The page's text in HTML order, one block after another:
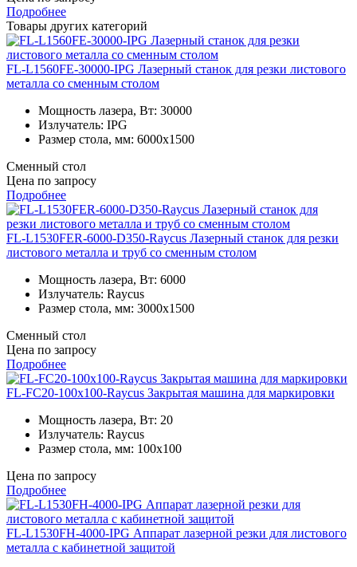
Подробнее
Товары других категорий
FL-L1560FE-30000-IPG Лазерный станок для резки листового
металла со сменным столом
Мощность лазера, Вт: 30000
Излучатель: IPG
Размер стола, мм: 6000x1500
Сменный стол
Цена по запросу
Подробнее
FL-L1530FER-6000-D350-Raycus Лазерный станок для резки
листового металла и труб со сменным столом
Мощность лазера, Вт: 6000
Излучатель: Raycus
Размер стола, мм: 3000x1500
Сменный стол
Цена по запросу
Подробнее
FL-FC20-100x100-Raycus Закрытая машина для маркировки
Мощность лазера, Вт: 20
Излучатель: Raycus
Размер стола, мм: 100x100
Цена по запросу
Подробнее
FL-L1530FH-4000-IPG Аппарат лазерной резки для листового
металла с кабинетной защитой